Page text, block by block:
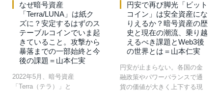
なぜ暗号資産
「Terra/LUNA」は紙ク
ズに？安定するはずのス
テーブルコインでいま起
きていること。攻撃から
暴落までの一部始終と今
後の課題＝山本仁実
2022年5月、暗号資産
「Terra（テラ）」と
円安で再び脚光「ビット
コイン」は安全資産にな
りえるか？暗号資産の歴
史と現在の潮流、乗り越
えるべき課題とWeb3後
の世界とは＝山本仁実
円安が止まらない。各国の金
融政策やパワーバランスで通
貨の価値が大きく上下する現